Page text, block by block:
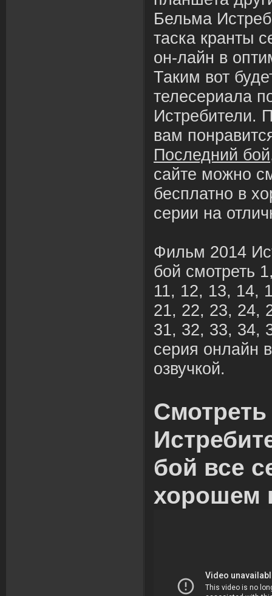
Бельма
таска кранты
он-лайн в
Таким вот
телесериала
Истребители.
вам
Последний бой
сайте можно
бесплатно в
серии на
Фильм 2014
бой смотреть
11, 12, 13, 14,
21, 22, 23, 24,
31, 32, 33, 34,
серия онлайн
озвучкой.
бой все
хорошем